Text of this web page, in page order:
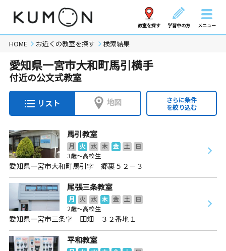
教室を探す 学習中の方 メニュー
HOME お近くの教室を探す 検索結果
愛知県一宮市大和町馬引横手
付近の公文式教室
リスト 地図
さらに条件
を絞り込む
馬引教室
月 火 水 木 金 土
日
3歳～高校生
愛知県一宮市大和町馬引字 郷裏５２－３
尾張三条教室
月 火 水 木 金 土
日
2歳～高校生
愛知県一宮市三条字 田畑 ３２番地１
平和教室